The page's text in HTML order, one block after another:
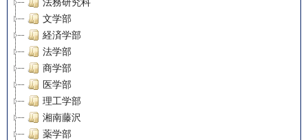
文学部
経済学部
法学部
商学部
医学部
理工学部
湘南藤沢
薬学部